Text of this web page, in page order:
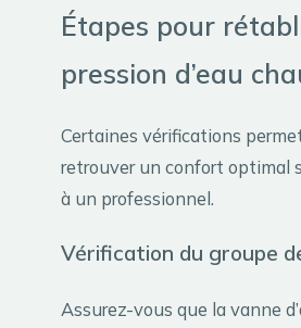
Étapes pour
pression d’eau
Certaines vérifications
retrouver un confort optimal
à un professionnel.
Vérification du groupe
Assurez-vous que la vanne